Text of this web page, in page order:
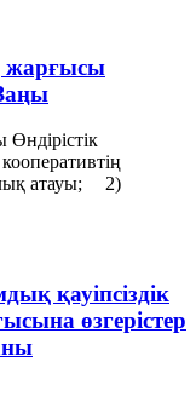
жарғысы
Өндiрiстiк
атауы; 2)
қауіпсіздік
өзгерістер